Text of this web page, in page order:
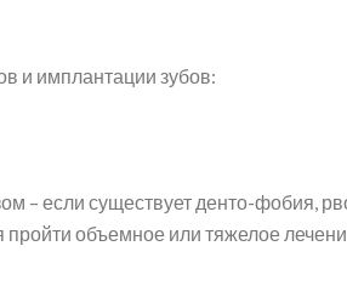
и имплантации зубов:
– если существует денто-фобия,
пройти объемное или тяжелое